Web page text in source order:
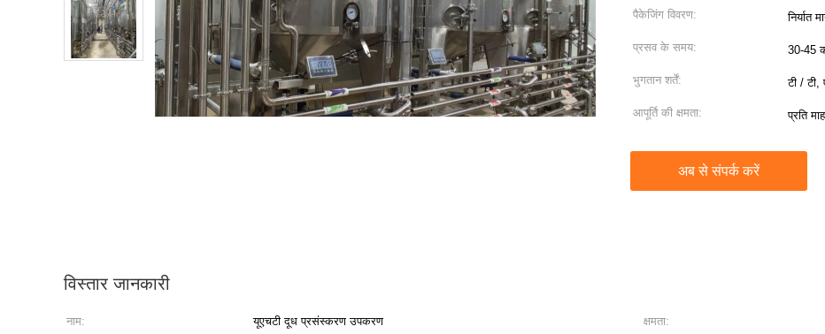
पैकेजिंग विवरण: निर्यात
प्रसव के समय: 30-45
भुगतान शर्तें: टी /
आपूर्ति की क्षमता: प्रति
अब से संपर्क करें
विस्तार जानकारी
नाम: यूएचटी दूध प्रसंस्करण उपकरण क्षमता: